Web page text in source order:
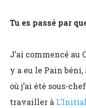
Tu es passé par
J’ai commencé au
y a eu le Pain béni,
où j’ai été sous-
travailler à